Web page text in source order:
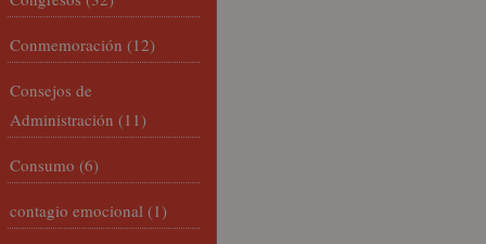
Conmemoración (12)
Consejos de
Administración (11)
Consumo (6)
contagio emocional (1)